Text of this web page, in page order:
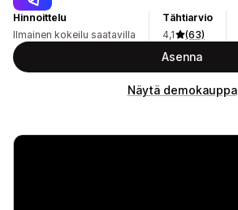
Hinnoittelu
Ilmainen kokeilu saatavilla
Tähtiarvio
4,1
(63)
Asenna
Näytä demokauppa